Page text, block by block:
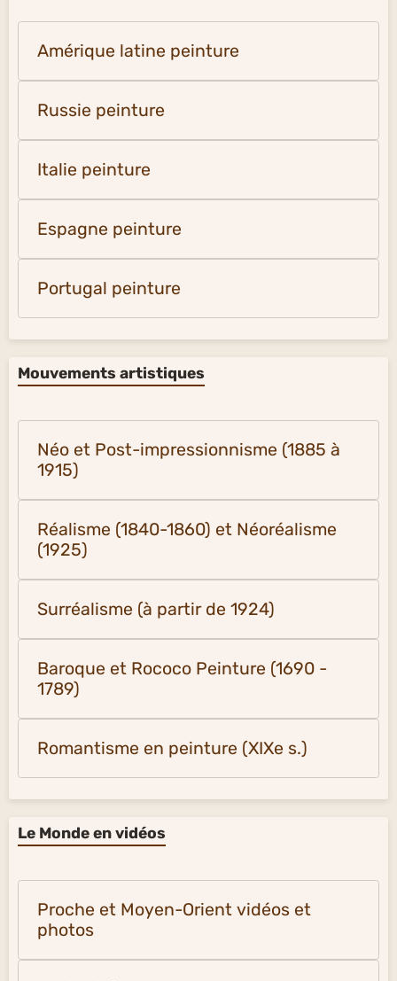
Amérique latine peinture
Russie peinture
Italie peinture
Espagne peinture
Portugal peinture
Mouvements artistiques
Néo et Post-impressionnisme (1885 à
1915)
Réalisme (1840-1860) et Néoréalisme
(1925)
Surréalisme (à partir de 1924)
Baroque et Rococo Peinture (1690 -
1789)
Romantisme en peinture (XIXe s.)
Le Monde en vidéos
Proche et Moyen-Orient vidéos et
photos